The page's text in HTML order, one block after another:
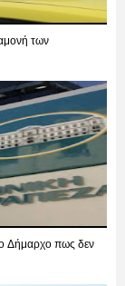
των
Δήμαρχο πως δεν